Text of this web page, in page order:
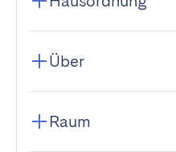
Über
Raum